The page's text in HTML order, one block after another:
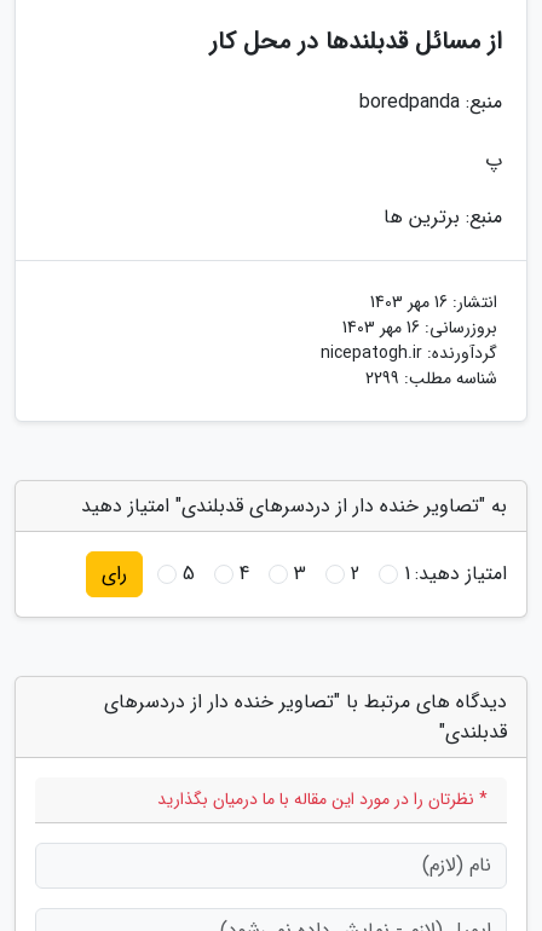
از مسائل قدبلندها در محل کار
منبع: boredpanda
پ
منبع: برترین ها
انتشار: 16 مهر 1403
بروزرسانی: 16 مهر 1403
گردآورنده: nicepatogh.ir
شناسه مطلب: 2299
به "تصاویر خنده دار از دردسرهای قدبلندی" امتیاز دهید
امتیاز دهید:1
2
3
4
5 رای
دیدگاه های مرتبط با "تصاویر خنده دار از دردسرهای
قدبلندی"
* نظرتان را در مورد این مقاله با ما درمیان بگذارید